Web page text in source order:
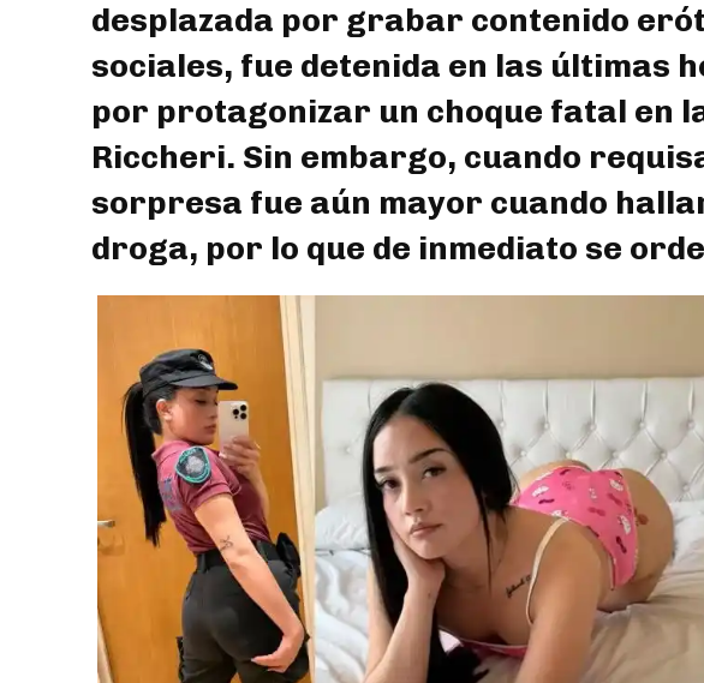
desplazada por grabar contenido
sociales, fue detenida en las últimas
por protagonizar un choque fatal en
Riccheri. Sin embargo, cuando
sorpresa fue aún mayor cuando
droga, por lo que de inmediato se